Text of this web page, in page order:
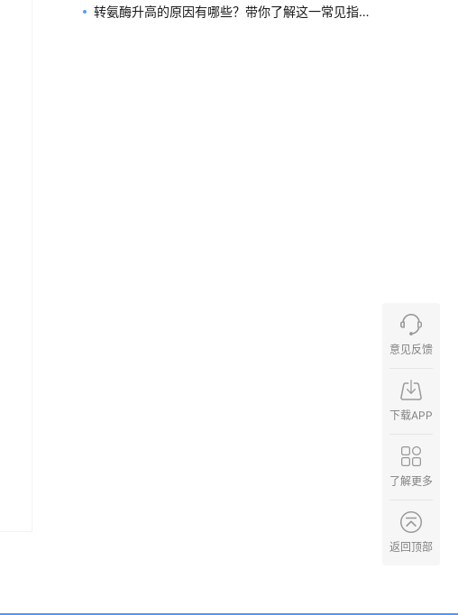
多久？
转氨酶升高的原因有哪些？带你了解这一常见指标
意见反馈
下载APP
了解更多
返回顶部